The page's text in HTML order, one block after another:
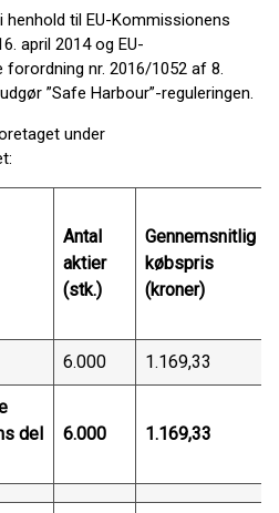
til EU-Kommissionens
april 2014 og EU-
nr. 2016/1052 af 8.
”Safe Harbour”-reguleringen.
under
Antal
aktier
(stk.)
Gennemsnitlig
købspris
(kroner)
6.000 1.169,33
del
6.000 1.169,33